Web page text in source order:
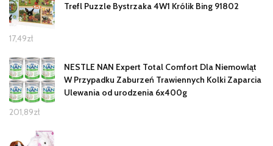
Trefl Puzzle Bystrzaka 4W1 Królik Bing 91802
17,49zł
NESTLE NAN Expert Total Comfort Dla Niemowląt
W Przypadku Zaburzeń Trawiennych Kolki Zaparcia
Ulewania od urodzenia 6x400g
201,89zł